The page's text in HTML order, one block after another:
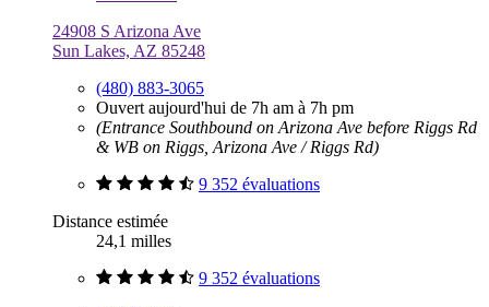
24908 S Arizona Ave
Sun Lakes, AZ 85248
(480) 883-3065
Ouvert aujourd'hui de 7h am à 7h pm
(Entrance Southbound on Arizona Ave before Riggs Rd
& WB on Riggs, Arizona Ave / Riggs Rd)
9 352 évaluations
Distance estimée
24,1 milles
9 352 évaluations